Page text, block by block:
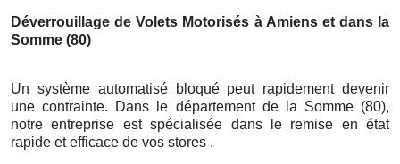
Déverrouillage de Volets Motorisés à Amiens et dans la
Somme (80)
Un système automatisé bloqué peut rapidement devenir
une contrainte. Dans le département de la Somme (80),
notre entreprise est spécialisée dans le remise en état
rapide et efficace de vos stores .